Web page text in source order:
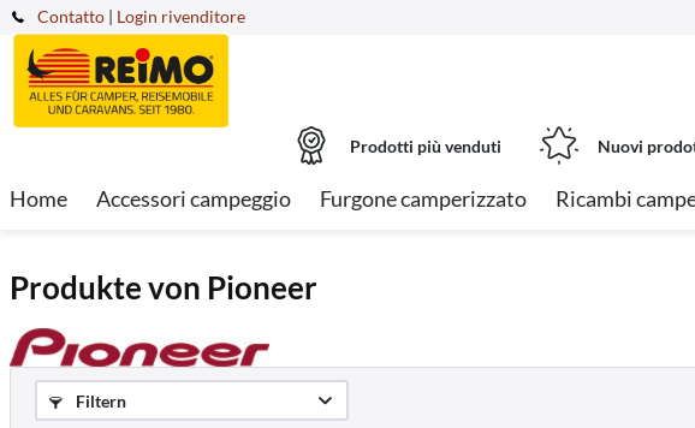
Contatto | Login rivenditore
Prodotti più venduti Nuovi
Home Accessori campeggio Furgone camperizzato Ricambi
Produkte von Pioneer
Filtern